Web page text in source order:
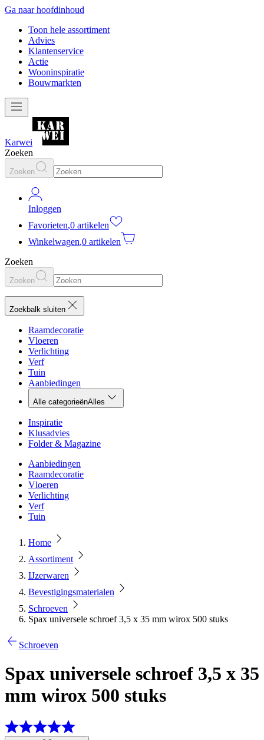
Ga naar hoofdinhoud
Toon hele assortiment
Advies
Klantenservice
Actie
Wooninspiratie
Bouwmarkten
Karwei
Zoeken
Zoeken
Inloggen
Favorieten,0 artikelen
Winkelwagen,0 artikelen
Zoeken
Zoeken
Zoekbalk sluiten
Raamdecoratie
Vloeren
Verlichting
Verf
Tuin
Aanbiedingen
Alle categorieënAlles
Inspiratie
Klusadvies
Folder & Magazine
Aanbiedingen
Raamdecoratie
Vloeren
Verlichting
Verf
Tuin
Home
Assortiment
IJzerwaren
Bevestigingsmaterialen
Schroeven
Spax universele schroef 3,5 x 35 mm wirox 500 stuks
Schroeven
Spax universele schroef 3,5 x 35
mm wirox 500 stuks